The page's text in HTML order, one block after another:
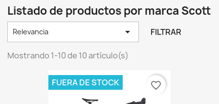
Listado de productos por marca Scott
Relevancia  FILTRAR
Mostrando 1-10 de 10 artículo(s)
FUERA DE STOCK favorite_border